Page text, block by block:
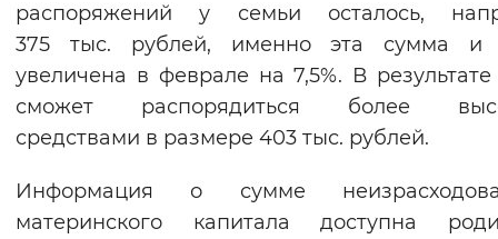
распоряжений у семьи осталось,
375 тыс. рублей, именно эта сумма и
увеличена в феврале на 7,5%. В
сможет распорядиться более
средствами в размере 403 тыс. рублей.
Информация о сумме
материнского капитала доступна